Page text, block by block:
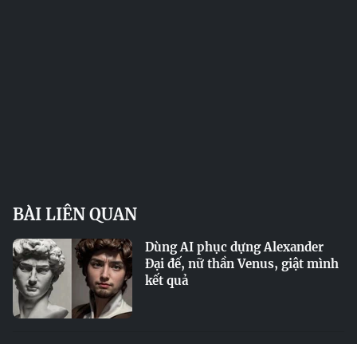
BÀI LIÊN QUAN
Dùng AI phục dựng Alexander
Đại đế, nữ thần Venus, giật mình
kết quả